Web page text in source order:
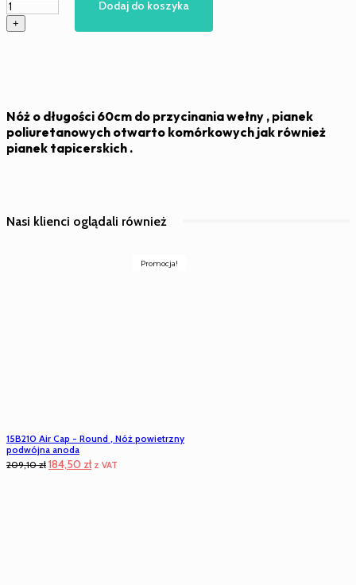
60cm
do
pianek
tapicerskich
+
Dodaj do koszyka
Nóż o długości 60cm do przycinania wełny , pianek
poliuretanowych otwarto komórkowych jak również
pianek tapicerskich .
Nasi klienci oglądali również
Promocja!
15B210 Air Cap - Round , Nóż powietrzny
podwójna anoda
209,10zł Pierwotna
184,50 złAktualna
z VAT